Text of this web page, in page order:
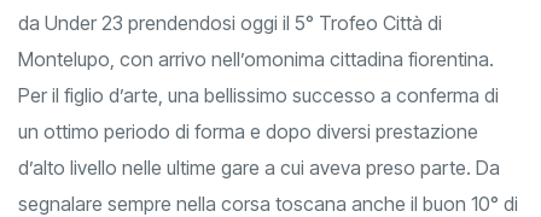
da Under 23 prendendosi oggi il 5° Trofeo Città di
Montelupo, con arrivo nell’omonima cittadina fiorentina.
Per il figlio d’arte, una bellissimo successo a conferma di
un ottimo periodo di forma e dopo diversi prestazione
d’alto livello nelle ultime gare a cui aveva preso parte. Da
segnalare sempre nella corsa toscana anche il buon 10° di